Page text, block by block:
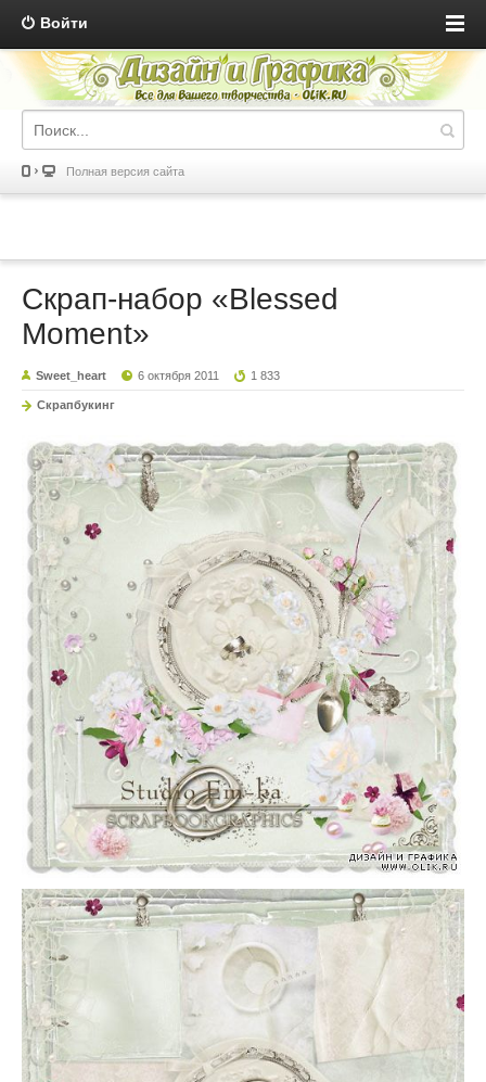
Войти
Полная версия сайта
Скрап-набор «Blessed
Moment»
Sweet_heart 6 октября 2011 1 833
Скрапбукинг